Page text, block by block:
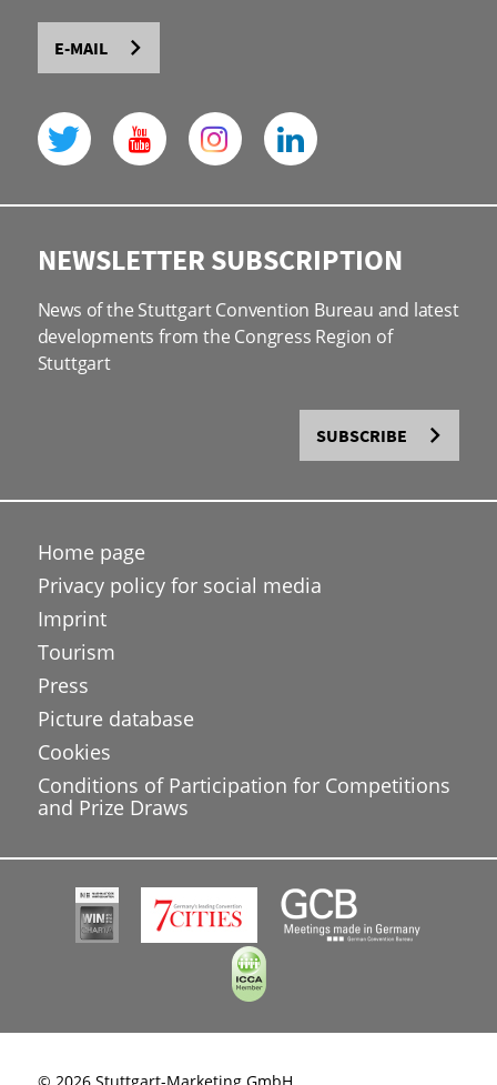
E-MAIL
NEWSLETTER SUBSCRIPTION
News of the Stuttgart Convention Bureau and latest
developments from the Congress Region of
Stuttgart
SUBSCRIBE
Home page
Privacy policy for social media
Imprint
Tourism
Press
Picture database
Cookies
Conditions of Participation for Competitions
and Prize Draws